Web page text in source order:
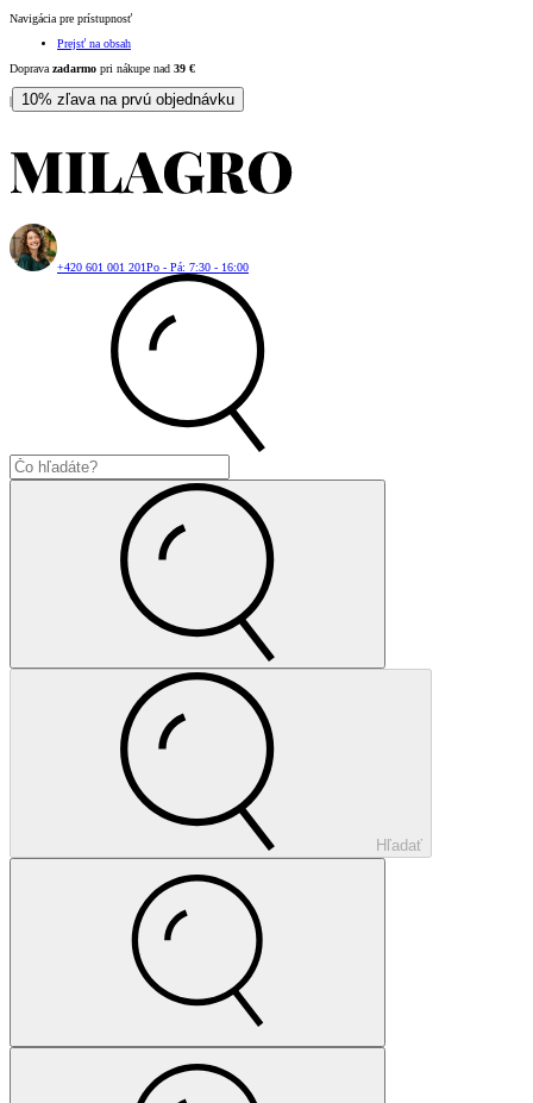
Navigácia pre prístupnosť
Prejsť na obsah
Doprava zadarmo pri nákupe nad 39 €
| 10% zľava na prvú objednávku
+420 601 001 201Po - Pá: 7:30 - 16:00
Hľadať